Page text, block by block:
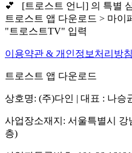
💕 [트로스트 언니] 의 특별
트로스트 앱 다운로드 > 마이
"트로스트TV" 입력
이용약관 & 개인정보처리방침
트로스트 앱 다운로드
상호명: (주)다인 | 대표 : 나승
사업장소재지: 서울특별시 강
층)